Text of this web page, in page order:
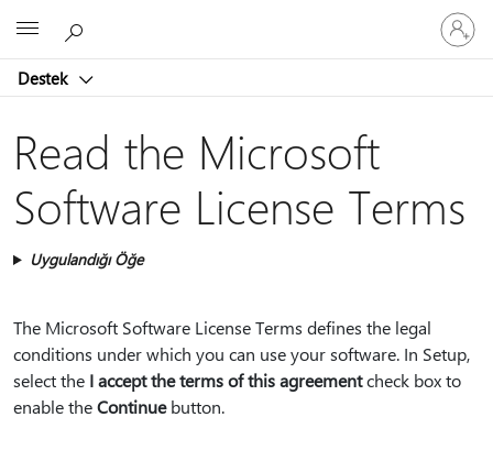
Destek
oturum
açın
Read the Microsoft
Software License Terms
Uygulandığı Öğe
The Microsoft Software License Terms defines the legal
conditions under which you can use your software. In Setup,
select the I accept the terms of this agreementcheck box to
enable theContinuebutton.